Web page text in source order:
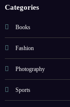
Categories
Books
Fashion
Photography
Sports